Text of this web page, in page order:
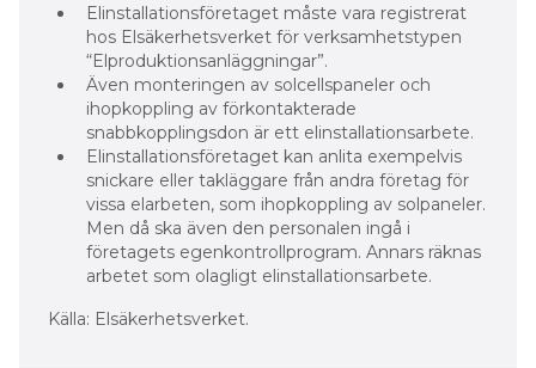
Elinstallationsföretaget måste vara registrerat
hos Elsäkerhetsverket för verksamhetstypen
“Elproduktionsanläggningar”.
Även monteringen av solcellspaneler och
ihopkoppling av förkontakterade
snabbkopplingsdon är ett elinstallationsarbete.
Elinstallationsföretaget kan anlita exempelvis
snickare eller takläggare från andra företag för
vissa elarbeten, som ihopkoppling av solpaneler.
Men då ska även den personalen ingå i
företagets egenkontrollprogram. Annars räknas
arbetet som olagligt elinstallationsarbete.
Källa: Elsäkerhetsverket.